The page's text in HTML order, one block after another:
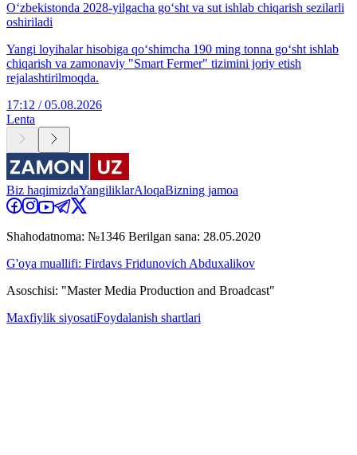
O‘zbekistonda 2028-yilgacha go‘sht va sut ishlab chiqarish sezilarli
oshiriladi
Yangi loyihalar hisobiga qo‘shimcha 190 ming tonna go‘sht ishlab
chiqarish va zamonaviy "Smart Fermer" tizimini joriy etish
rejalashtirilmoqda.
17:12 / 05.08.2026
Lenta
Biz haqimizdaYangiliklarAloqaBizning jamoa
Shahodatnoma: №1346 Berilgan sana: 28.05.2020
G'oya muallifi: Firdavs Fridunovich Abduxalikov
Asoschisi: "Master Media Production and Broadcast"
Maxfiylik siyosatiFoydalanish shartlari